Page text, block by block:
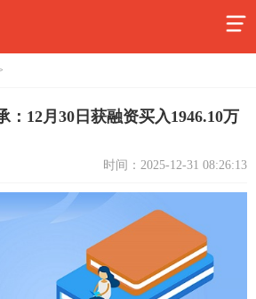
：12月30日获融资买入1946.10万
时间：2025-12-31 08:26:13